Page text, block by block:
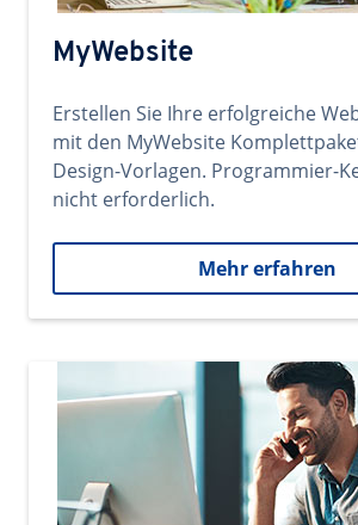
MyWebsite
Erstellen Sie Ihre erfolgreiche
mit den MyWebsite
Design-Vorlagen. Programmier-
nicht erforderlich.
Mehr erfahren